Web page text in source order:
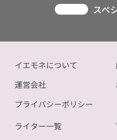
スペ
イエモネについて
運営会社
プライバシーポリシー
ライター一覧